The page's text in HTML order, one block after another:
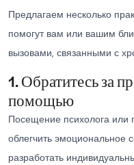
Предлагаем несколько
помогут вам или вашим
вызовами, связанными с
1. Обратитесь за
помощью
Посещение психолога или
облегчить эмоциональное
разработать